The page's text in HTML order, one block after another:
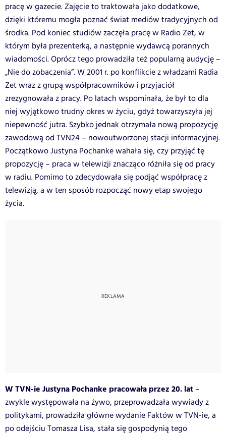
pracę w gazecie. Zajęcie to traktowała jako dodatkowe,
dzięki któremu mogła poznać świat mediów tradycyjnych od
środka. Pod koniec studiów zaczęła pracę w Radio Zet, w
którym była prezenterką, a następnie wydawcą porannych
wiadomości. Oprócz tego prowadziła też popularną audycję –
„Nie do zobaczenia”. W 2001 r. po konflikcie z władzami Radia
Zet wraz z grupą współpracowników i przyjaciół
zrezygnowała z pracy. Po latach wspominała, że był to dla
niej wyjątkowo trudny okres w życiu, gdyż towarzyszyła jej
niepewność jutra. Szybko jednak otrzymała nową propozycję
zawodową od TVN24 – nowoutworzonej stacji informacyjnej.
Początkowo Justyna Pochanke wahała się, czy przyjąć tę
propozycję – praca w telewizji znacząco różniła się od pracy
w radiu. Pomimo to zdecydowała się podjąć współpracę z
telewizją, a w ten sposób rozpocząć nowy etap swojego
życia.
W TVN-ie Justyna Pochanke pracowała przez 20. lat –
zwykle występowała na żywo, przeprowadzała wywiady z
politykami, prowadziła główne wydanie Faktów w TVN-ie, a
po odejściu Tomasza Lisa, stała się gospodynią tego